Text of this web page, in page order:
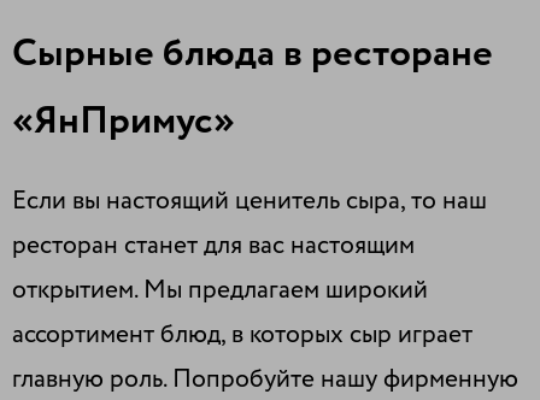
Сырные блюда в ресторане
«ЯнПримус»
Если вы настоящий ценитель сыра, то наш
ресторан станет для вас настоящим
открытием. Мы предлагаем широкий
ассортимент блюд, в которых сыр играет
главную роль. Попробуйте нашу фирменную